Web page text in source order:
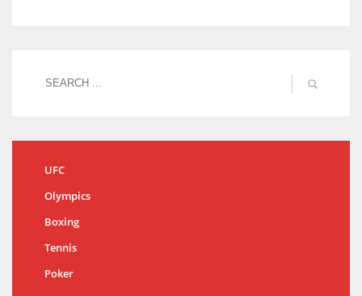
UFC
Olympics
Boxing
Tennis
Poker